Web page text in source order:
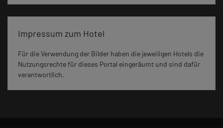
Impressum zum Hotel
Für die Verwendung der Bilder haben die jeweiligen Hotels die
Nutzungsrechte für dieses Portal eingeräumt und sind dafür
verantwortlich.